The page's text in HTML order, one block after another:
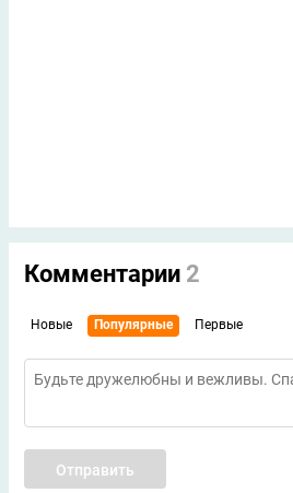
Комментарии 2
Новые Популярные Первые
Отправить